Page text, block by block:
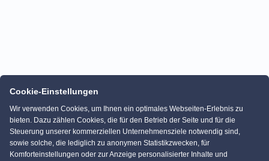
Cookie-Einstellungen
Wir verwenden Cookies, um Ihnen ein optimales Webseiten-Erlebnis zu
bieten. Dazu zählen Cookies, die für den Betrieb der Seite und für die
Steuerung unserer kommerziellen Unternehmensziele notwendig sind,
sowie solche, die lediglich zu anonymen Statistikzwecken, für
Komforteinstellungen oder zur Anzeige personalisierter Inhalte und